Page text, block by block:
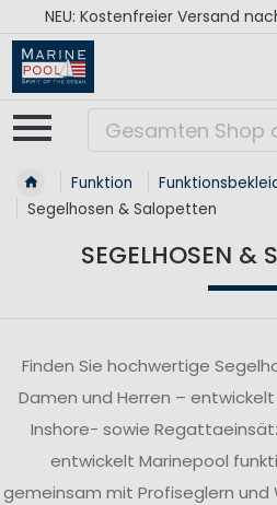
RÉGATES ROYALES
Funktion
Segelhosen & Salopetten
SEGELHOSEN &
Finden Sie hochwertige
Damen und Herren –
Inshore- sowie
entwickelt Marinepool
gemeinsam mit Profiseglern